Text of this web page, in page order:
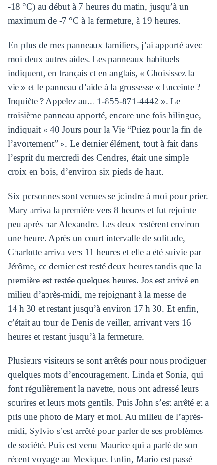
-18 °C) au début à 7 heures du matin, jusqu’à un
maximum de -7 °C à la fermeture, à 19 heures.
En plus de mes panneaux familiers, j’ai apporté avec
moi deux autres aides. Les panneaux habituels
indiquent, en français et en anglais, « Choisissez la
vie » et le panneau d’aide à la grossesse « Enceinte ?
Inquiète ? Appelez au... 1-855-871-4442 ». Le
troisième panneau apporté, encore une fois bilingue,
indiquait « 40 Jours pour la Vie “Priez pour la fin de
l’avortement” ». Le dernier élément, tout à fait dans
l’esprit du mercredi des Cendres, était une simple
croix en bois, d’environ six pieds de haut.
Six personnes sont venues se joindre à moi pour prier.
Mary arriva la première vers 8 heures et fut rejointe
peu après par Alexandre. Les deux restèrent environ
une heure. Après un court intervalle de solitude,
Charlotte arriva vers 11 heures et elle a été suivie par
Jérôme, ce dernier est resté deux heures tandis que la
première est restée quelques heures. Jos est arrivé en
milieu d’après-midi, me rejoignant à la messe de
14 h 30 et restant jusqu’à environ 17 h 30. Et enfin,
c’était au tour de Denis de veiller, arrivant vers 16
heures et restant jusqu’à la fermeture.
Plusieurs visiteurs se sont arrêtés pour nous prodiguer
quelques mots d’encouragement. Linda et Sonia, qui
font régulièrement la navette, nous ont adressé leurs
sourires et leurs mots gentils. Puis John s’est arrêté et a
pris une photo de Mary et moi. Au milieu de l’après-
midi, Sylvio s’est arrêté pour parler de ses problèmes
de société. Puis est venu Maurice qui a parlé de son
récent voyage au Mexique. Enfin, Mario est passé